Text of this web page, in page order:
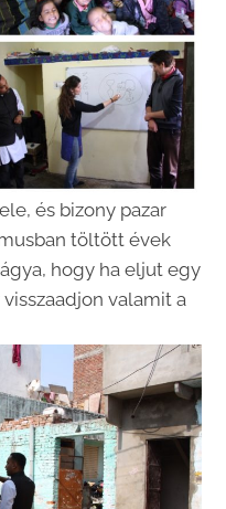
és bizony pazar
töltött évek
hogy ha eljut egy
valamit a